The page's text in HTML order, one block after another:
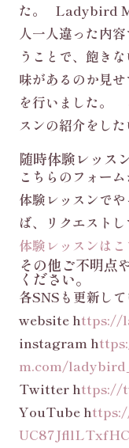
た。 Ladybird
人一人違った内
うことで、飽き
味があるのか見
を行いました。
スンの紹介をし
随時体験レッス
こちらのフォー
体験レッスンで
ば、リクエスト
体験レッスンはこ
その他ご不明点
ください。
各SNSも更新し
website https://
instagram h
m.com/
Twitter https://
YouTube h